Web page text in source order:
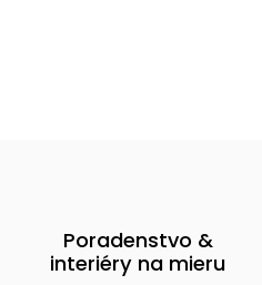
Poradenstvo &
interiéry na mieru